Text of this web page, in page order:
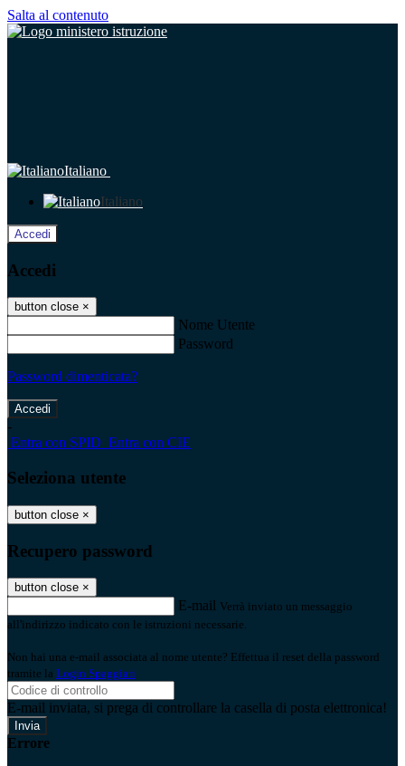
Salta al contenuto
Italiano
Italiano
Accedi
Accedi
button close ×
Nome Utente
Password
Password dimenticata?
-
Entra con SPID Entra con CIE
Seleziona utente
button close ×
Recupero password
button close ×
E-mail Verrà inviato un messaggio
all'indirizzo indicato con le istruzioni necessarie.
Non hai una e-mail associata al nome utente? Effettua il reset della password
tramite la Login Spaggiari
E-mail inviata, si prega di controllare la casella di posta elettronica!
Errore